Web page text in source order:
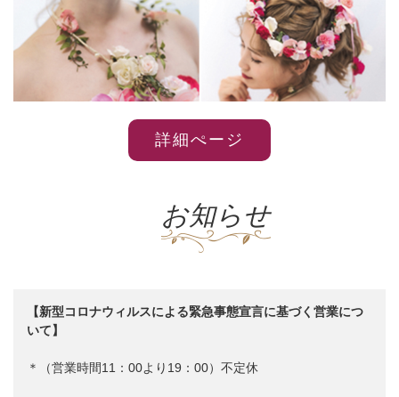
詳細ぺージ
お知らせ
【新型コロナウィルスによる緊急事態宣言に基づく営業につ
いて】
＊（営業時間11：00より19：00）不定休